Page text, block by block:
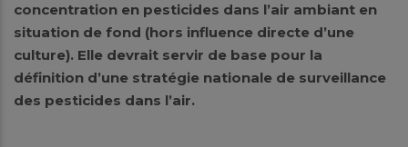
concentration en pesticides dans l’air ambiant en
situation de fond (hors influence directe d’une
culture). Elle devrait servir de base pour la
définition d’une stratégie nationale de surveillance
des pesticides dans l’air.